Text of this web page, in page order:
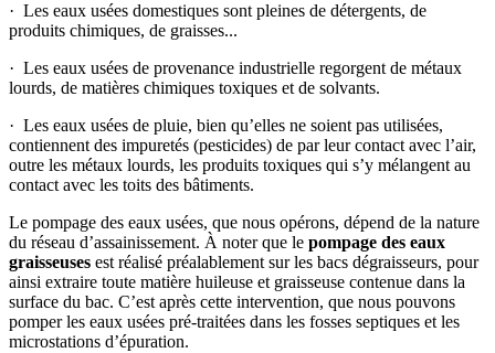
· Les eaux usées domestiques sont pleines de détergents, de
produits chimiques, de graisses...
· Les eaux usées de provenance industrielle regorgent de métaux
lourds, de matières chimiques toxiques et de solvants.
· Les eaux usées de pluie, bien qu’elles ne soient pas utilisées,
contiennent des impuretés (pesticides) de par leur contact avec l’air,
outre les métaux lourds, les produits toxiques qui s’y mélangent au
contact avec les toits des bâtiments.
Le pompage des eaux usées, que nous opérons, dépend de la nature
du réseau d’assainissement. À noter que le pompage des eaux
graisseuses est réalisé préalablement sur les bacs dégraisseurs, pour
ainsi extraire toute matière huileuse et graisseuse contenue dans la
surface du bac. C’est après cette intervention, que nous pouvons
pomper les eaux usées pré-traitées dans les fosses septiques et les
microstations d’épuration.